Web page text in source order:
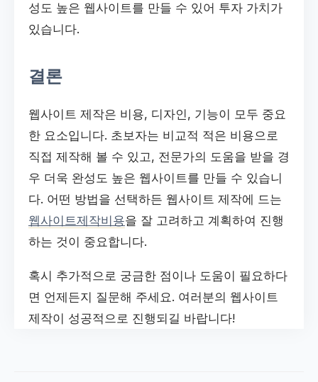
성도 높은 웹사이트를 만들 수 있어 투자 가치가
있습니다.
결론
웹사이트 제작은 비용, 디자인, 기능이 모두 중요
한 요소입니다. 초보자는 비교적 적은 비용으로
직접 제작해 볼 수 있고, 전문가의 도움을 받을 경
우 더욱 완성도 높은 웹사이트를 만들 수 있습니
다. 어떤 방법을 선택하든 웹사이트 제작에 드는
웹사이트제작비용을 잘 고려하고 계획하여 진행
하는 것이 중요합니다.
혹시 추가적으로 궁금한 점이나 도움이 필요하다
면 언제든지 질문해 주세요. 여러분의 웹사이트
제작이 성공적으로 진행되길 바랍니다!